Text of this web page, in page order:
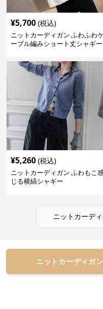
¥5,700 (税込)
ニットカーディガン ふわふわケ
ーブル編みショート丈シャギー
¥5,260 (税込)
ニットカーディガン ふわもこ
じる横縞シャギー
ニットカーデ
ニットカーディガ